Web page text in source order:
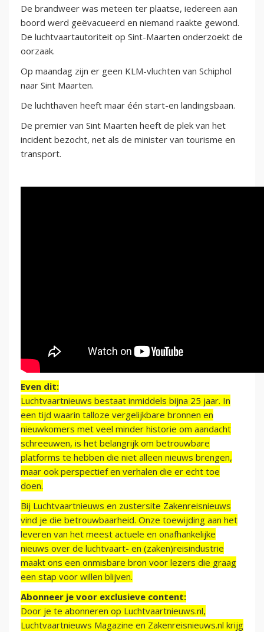
De brandweer was meteen ter plaatse, iedereen aan
boord werd geëvacueerd en niemand raakte gewond.
De luchtvaartautoriteit op Sint-Maarten onderzoekt de
oorzaak.
Op maandag zijn er geen KLM-vluchten van Schiphol
naar Sint Maarten.
De luchthaven heeft maar één start-en landingsbaan.
De premier van Sint Maarten heeft de plek van het
incident bezocht, net als de minister van tourisme en
transport.
Even dit:
Luchtvaartnieuws bestaat inmiddels bijna 25 jaar. In
een tijd waarin talloze vergelijkbare bronnen en
nieuwkomers met veel minder historie om aandacht
schreeuwen, is het belangrijk om betrouwbare
platforms te hebben die niet alleen nieuws brengen,
maar ook perspectief en verhalen die er echt toe
doen.
Bij Luchtvaartnieuws en zustersite Zakenreisnieuws
vind je die betrouwbaarheid. Onze toewijding aan het
leveren van het meest actuele en onafhankelijke
nieuws over de luchtvaart- en (zaken)reisindustrie
maakt ons een onmisbare bron voor lezers die graag
een stap voor willen blijven.
Abonneer je voor exclusieve content:
Door je te abonneren op Luchtvaartnieuws.nl,
Luchtvaartnieuws Magazine en Zakenreisnieuws.nl krijg